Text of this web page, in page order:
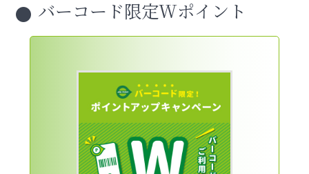
● バーコード限定Wポイント